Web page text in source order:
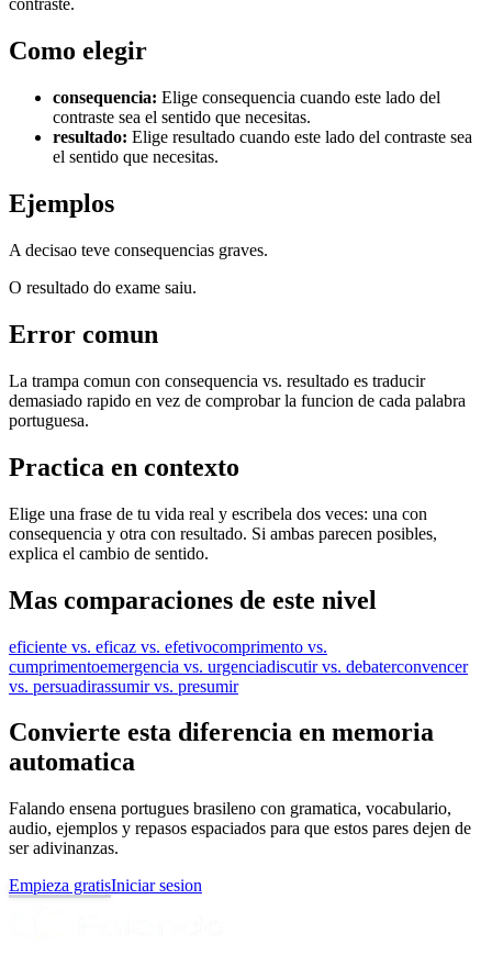
contraste.
Como elegir
consequencia: Elige consequencia cuando este lado del
contraste sea el sentido que necesitas.
resultado: Elige resultado cuando este lado del contraste sea
el sentido que necesitas.
Ejemplos
A decisao teve consequencias graves.
O resultado do exame saiu.
Error comun
La trampa comun con consequencia vs. resultado es traducir
demasiado rapido en vez de comprobar la funcion de cada palabra
portuguesa.
Practica en contexto
Elige una frase de tu vida real y escribela dos veces: una con
consequencia y otra con resultado. Si ambas parecen posibles,
explica el cambio de sentido.
Mas comparaciones de este nivel
eficiente vs. eficaz vs. efetivocomprimento vs.
cumprimentoemergencia vs. urgenciadiscutir vs. debaterconvencer
vs. persuadirassumir vs. presumir
Convierte esta diferencia en memoria
automatica
Falando ensena portugues brasileno con gramatica, vocabulario,
audio, ejemplos y repasos espaciados para que estos pares dejen de
ser adivinanzas.
Empieza gratisIniciar sesion